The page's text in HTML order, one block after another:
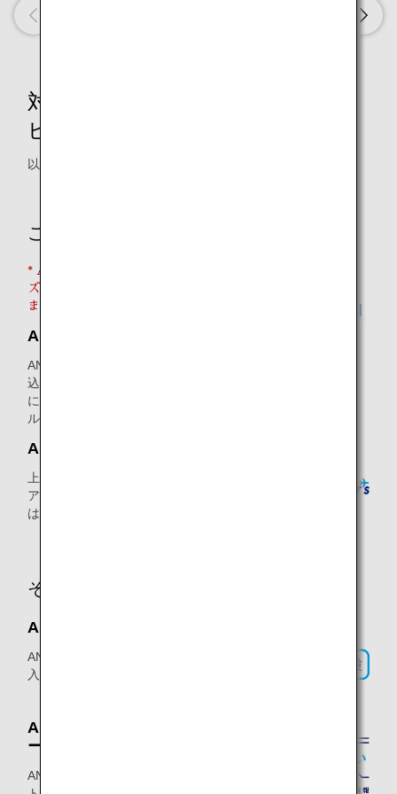
対象のライフソリューションサー
ビス
以下サービスが対象になります。
ご利用が必須なサービス
* ANA MallおよびANAトラベラー
ズの両サービスのご利用が必須となり
ます。
ANA Mall
ANA Mallでは、購入金額100円（税
込）につき1マイルが貯まります。さら
に貯まったマイルをお支払い時に1マイ
ル1円相当としてご利用いただけます。
ANAトラベラーズ
上質な旅からお手軽価格のおトクなツ
アーまで、マイルが貯まるANAならで
はの旅行商品を提供いたします。
その他サービス
ANAの保険
ANAマイレージクラブ会員様だけが加
入いただける特別な保険です。
ANAの住まい・ANAの住宅ロ
ーン
ANAのマイルが貯まる不動産情報サイ